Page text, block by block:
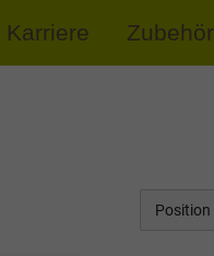
Karriere Zubehör